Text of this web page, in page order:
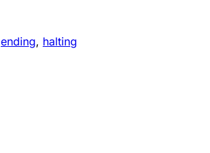
ending, halting